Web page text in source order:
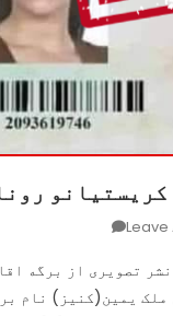
یمین؛
جورجینا
تصویری از برگه
یمین(کنیز) نام